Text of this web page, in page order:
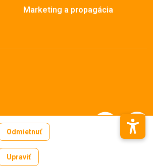
Marketing a propagácia
Odmietnuť
Upraviť